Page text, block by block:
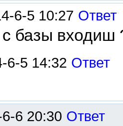
6-5 10:27 Ответ
базы входиш
6-5 14:32 Ответ
6 20:30 Ответ